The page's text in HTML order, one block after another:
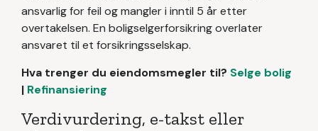
ansvarlig for feil og mangler i inntil 5 år etter
overtakelsen. En boligselgerforsikring overlater
ansvaret til et forsikringsselskap.
Hva trenger du eiendomsmegler til? Selge bolig
| Refinansiering
Verdivurdering, e-takst eller